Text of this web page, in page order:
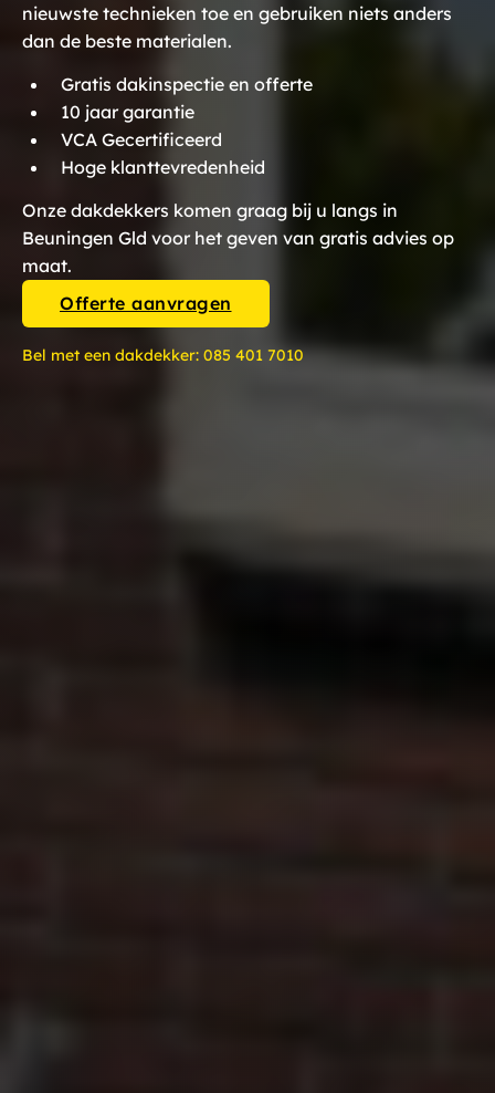
nieuwste technieken toe en gebruiken niets anders
dan de beste materialen.
Gratis dakinspectie en offerte
10 jaar garantie
VCA Gecertificeerd
Hoge klanttevredenheid
Onze dakdekkers komen graag bij u langs in
Beuningen Gld voor het geven van gratis advies op
maat.
Offerte aanvragen
Bel met een dakdekker: 085 401 7010